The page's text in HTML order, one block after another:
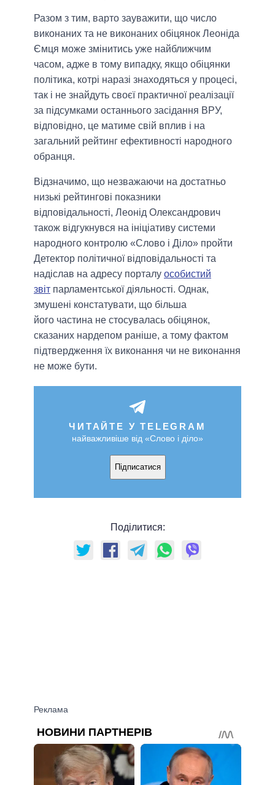
Разом з тим, варто зауважити, що число
виконаних та не виконаних обіцянок Леоніда
Ємця може змінитись уже найближчим
часом, адже в тому випадку, якщо обіцянки
політика, котрі наразі знаходяться у процесі,
так і не знайдуть своєї практичної реалізації
за підсумками останнього засідання ВРУ,
відповідно, це матиме свій вплив і на
загальний рейтинг ефективності народного
обранця.
Відзначимо, що незважаючи на достатньо
низькі рейтингові показники
відповідальності, Леонід Олександрович
також відгукнувся на ініціативу системи
народного контролю «Слово і Діло» пройти
Детектор політичної відповідальності та
надіслав на адресу порталу особистий
звіт парламентської діяльності. Однак,
змушені констатувати, що більша
його частина не стосувалась обіцянок,
сказаних нардепом раніше, а тому фактом
підтвердження їх виконання чи не виконання
не може бути.
ЧИТАЙТЕ У TELEGRAM
найважливіше від «Слово і діло»
Підписатися
Поділитися: